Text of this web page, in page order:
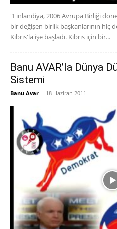
"Finlandiya, 2006 Avrupa Birliği
bir değişen birlik başkanlarının hiç
Kıbrıs'la işe başladı. Kıbrıs için bir...
Banu AVAR’la Dünya
Sistemi
Banu Avar - 18 Haziran 2011